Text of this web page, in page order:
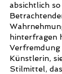
absichtlich
hinterfragen
Künstlerin,
Stilmittel,